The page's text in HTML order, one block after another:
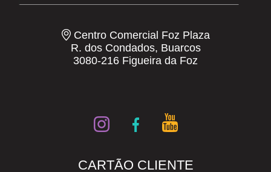
Centro Comercial Foz Plaza
R. dos Condados, Buarcos
3080-216 Figueira da Foz
CARTÃO CLIENTE